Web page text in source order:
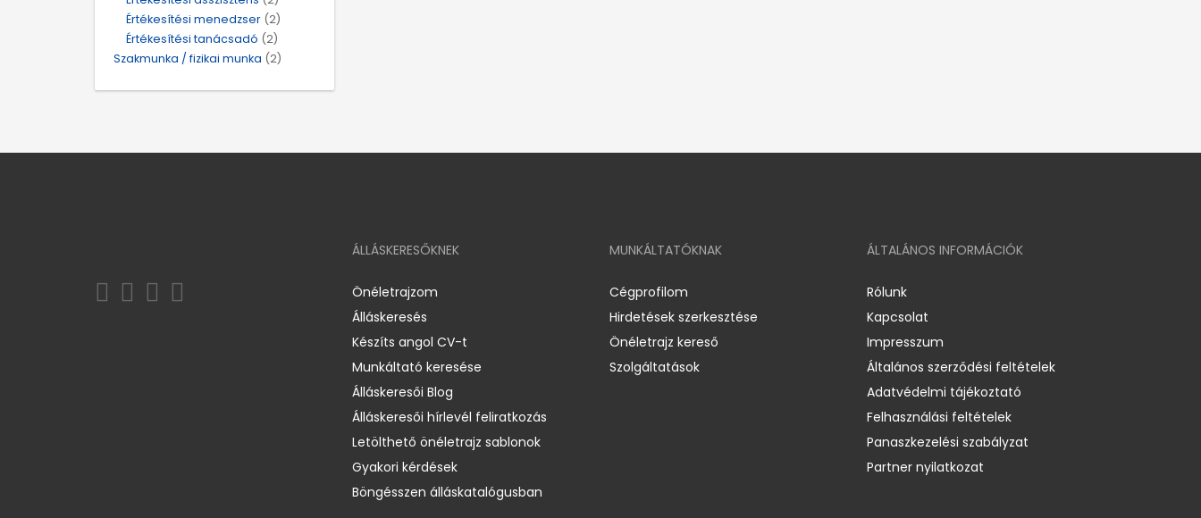
Értékesítési menedzser (2)
Értékesítési tanácsadó (2)
Szakmunka / fizikai munka (2)
ÁLLÁSKERESŐKNEK
Önéletrajzom
Álláskeresés
Készíts angol CV-t
Munkáltató keresése
Álláskeresői Blog
Álláskeresői hírlevél feliratkozás
Letölthető önéletrajz sablonok
Gyakori kérdések
Böngésszen álláskatalógusban
MUNKÁLTATÓKNAK
Cégprofilom
Hirdetések szerkesztése
Önéletrajz kereső
Szolgáltatások
ÁLTALÁNOS INFORMÁCIÓK
Rólunk
Kapcsolat
Impresszum
Általános szerződési feltételek
Adatvédelmi tájékoztató
Felhasználási feltételek
Panaszkezelési szabályzat
Partner nyilatkozat